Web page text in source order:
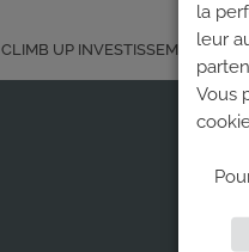
CLIMB UP INVESTISSEMENTS-
la
leur
Vous